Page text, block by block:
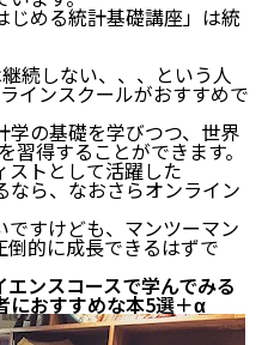
じめる統計基礎講座」は統
続しない、、、という人
インスクールがおすすめで
学の基礎を学びつつ、世界
得することができます。
ストとして活躍した
なら、なおさらオンライン
すけども、マンツーマン
的に成長できるはずで
ンスコースで学んでみる
におすすめな本5選＋α